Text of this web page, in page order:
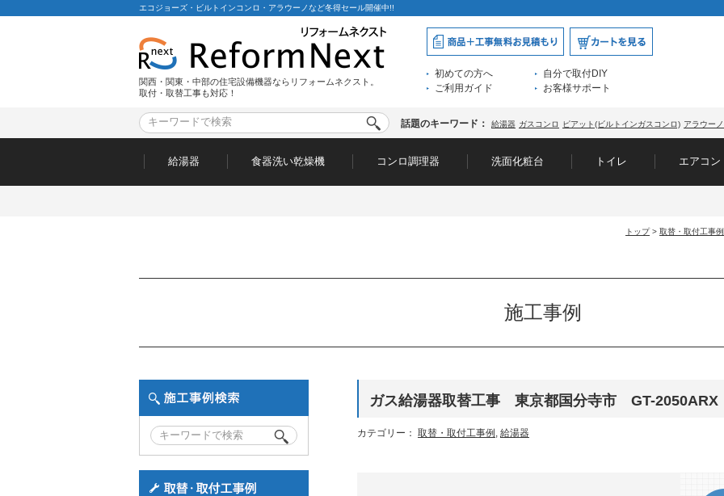
エコジョーズ・ビルトインコンロ・アラウーノなど冬得セール開催中!!
関西・関東・中部の住宅設備機器ならリフォームネクスト。
取付・取替工事も対応！
初めての方へ
自分で取付DIY
ご利用ガイド
お客様サポート
話題のキーワード： 給湯器 ガスコンロ ピアット(ビルトインガスコンロ) アラウー
給湯器 食器洗い乾燥機 コンロ調理器 洗面化粧台 トイレ エアコン
トップ> 取替・取付工事例
施工事例
ガス給湯器取替工事 東京都国分寺市 GT-
カテゴリー： 取替・取付工事例 , 給湯器